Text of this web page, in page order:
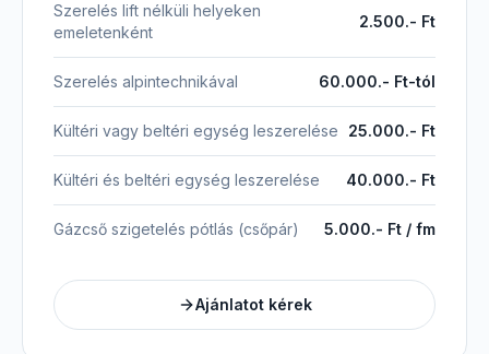
Szerelés lift nélküli helyeken
emeletenként
2.500.- Ft
Szerelés alpintechnikával 60.000.- Ft-tól
Kültéri vagy beltéri egység leszerelése 25.000.- Ft
Kültéri és beltéri egység leszerelése 40.000.- Ft
Gázcső szigetelés pótlás (csőpár) 5.000.- Ft / fm
Ajánlatot kérek